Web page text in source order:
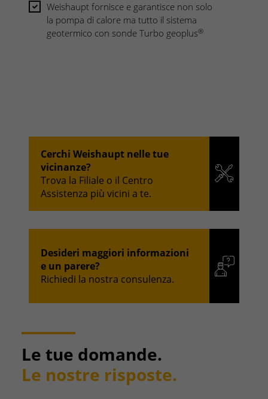
Weishaupt fornisce e garantisce non solo
la pompa di calore ma tutto il sistema
geotermico con sonde Turbo geoplus®
Cerchi Weishaupt nelle tue
vicinanze?
Trova la Filiale o il Centro
Assistenza più vicini a te.
Desideri maggiori informazioni
e un parere?
Richiedi la nostra consulenza.
Le tue domande.
Le nostre risposte.